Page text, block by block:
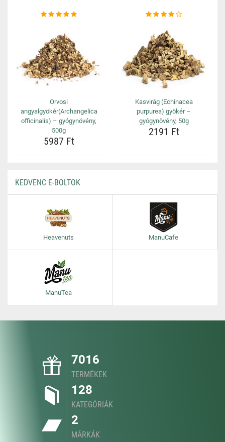
Orvosi
angyalgyökér(Archangelica
officinalis) – gyógynövény,
500g
5987 Ft
Kasvirág (Echinacea
purpurea) gyökér –
gyógynövény, 50g
2191 Ft
KEDVENC E-BOLTOK
Heavenuts ManuCafe
ManuTea
7016
TERMÉKEK
128
KATEGÓRIÁK
2
MÁRKÁK